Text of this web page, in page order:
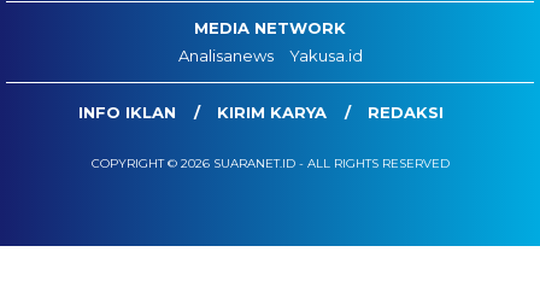
MEDIA NETWORK
Analisanews
Yakusa.id
INFO IKLAN KIRIM KARYA REDAKSI
COPYRIGHT © 2026 SUARANET.ID - ALL RIGHTS RESERVED